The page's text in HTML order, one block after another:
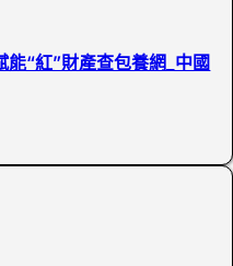
能“紅”財產查包養網_中國